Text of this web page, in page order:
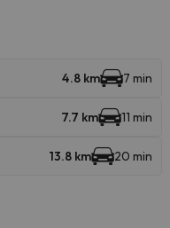
4.8 km 7 min
7.7 km 11 min
13.8 km 20 min